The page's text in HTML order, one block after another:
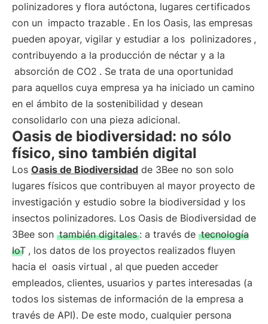
polinizadores y flora autóctona, lugares certificados
con un impacto trazable . En los Oasis, las empresas
pueden apoyar, vigilar y estudiar a los polinizadores ,
contribuyendo a la producción de néctar y a la
absorción de CO2 . Se trata de una oportunidad
para aquellos cuya empresa ya ha iniciado un camino
en el ámbito de la sostenibilidad y desean
consolidarlo con una pieza adicional.
Oasis de biodiversidad: no sólo
físico, sino también digital
Los Oasis de Biodiversidad de 3Bee no son solo
lugares físicos que contribuyen al mayor proyecto de
investigación y estudio sobre la biodiversidad y los
insectos polinizadores. Los Oasis de Biodiversidad de
3Bee son también digitales : a través de tecnología
IoT , los datos de los proyectos realizados fluyen
hacia el oasis virtual , al que pueden acceder
empleados, clientes, usuarios y partes interesadas (a
todos los sistemas de información de la empresa a
través de API). De este modo, cualquier persona